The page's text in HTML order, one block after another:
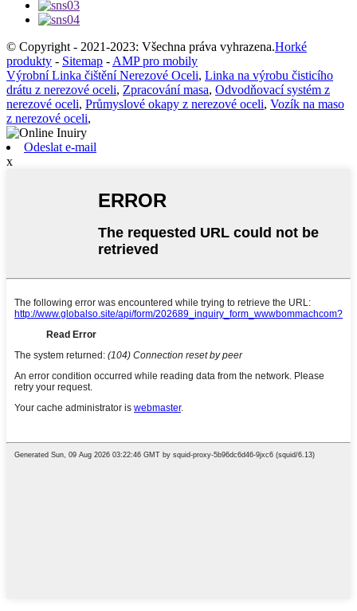
© Copyright - 2021-2023: Všechna práva vyhrazena.Horké
produkty - Sitemap -AMP pro mobily
Výrobní Linka čištění Nerezové Oceli, Linka na výrobu čisticího
drátu z nerezové oceli, Zpracování masa, Odvodňovací systém z
nerezové oceli, Průmyslové okapy z nerezové oceli, Vozík na maso
z nerezové oceli,
Odeslat e-mail
x